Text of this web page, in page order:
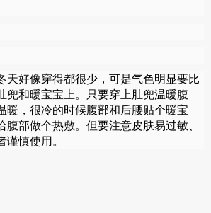
天好像穿得都很少，可是气色明显要比
兜和暖宝宝上。只要穿上肚兜温暖腹
暖，很冷的时候腹部和后腰贴个暖宝
腹部做个热敷。但要注意皮肤易过敏、
谨慎使用。